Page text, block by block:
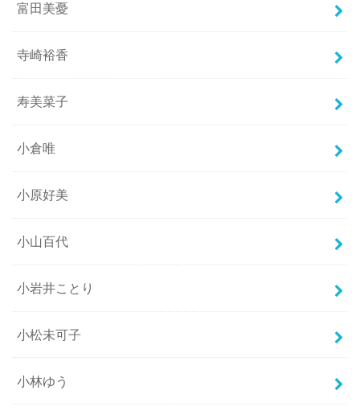
富田美憂
寺崎裕香
寿美菜子
小倉唯
小原好美
小山百代
小岩井ことり
小松未可子
小林ゆう